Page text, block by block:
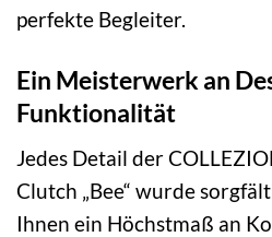
perfekte Begleiter.
Ein Meisterwerk an
Funktionalität
Jedes Detail der
Clutch „Bee“ wurde
Ihnen ein Höchstmaß an